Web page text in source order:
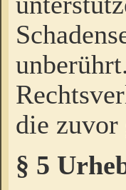
die zuvor
§ 5